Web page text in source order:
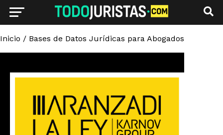
Inicio / Bases de Datos Jurídicas para Abogados